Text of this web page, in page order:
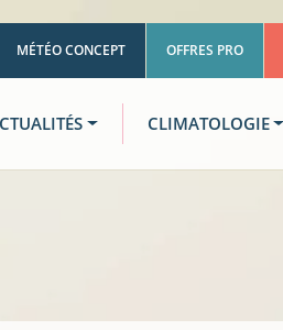
MÉTÉO CONCEPT OFFRES PRO
CLIMATOLOGIE